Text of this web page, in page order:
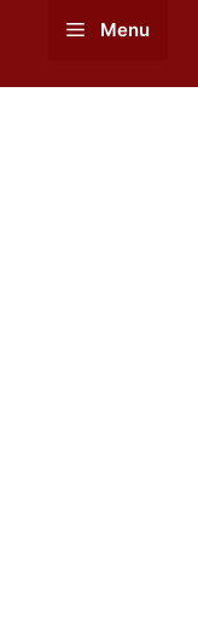
Menu